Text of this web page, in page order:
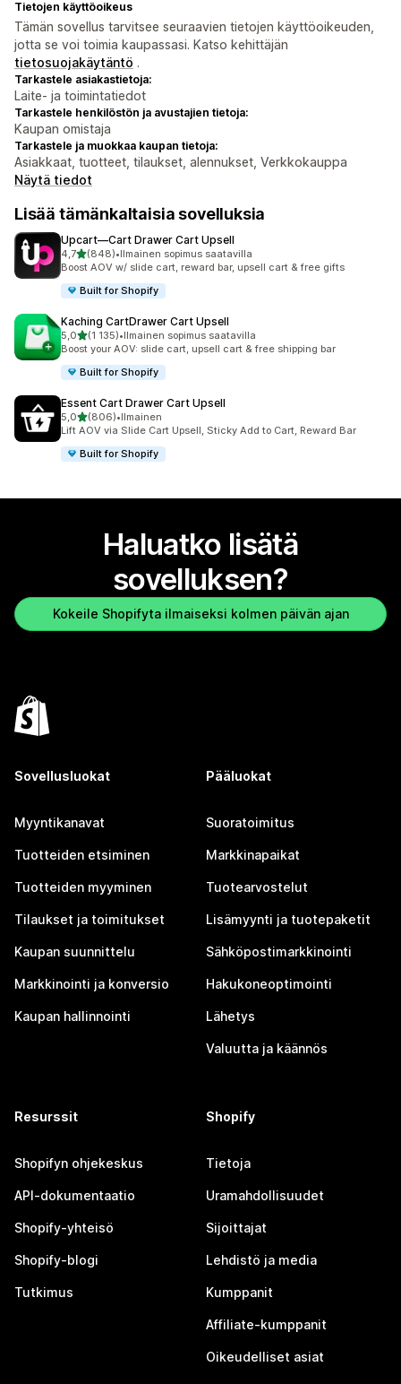
Tietojen käyttöoikeus
Tämän sovellus tarvitsee seuraavien tietojen käyttöoikeuden,
jotta se voi toimia kaupassasi. Katso kehittäjän
tietosuojakäytäntö .
Tarkastele asiakastietoja:
Laite- ja toimintatiedot
Tarkastele henkilöstön ja avustajien tietoja:
Kaupan omistaja
Tarkastele ja muokkaa kaupan tietoja:
Asiakkaat, tuotteet, tilaukset, alennukset, Verkkokauppa
Näytä tiedot
Lisää tämänkaltaisia sovelluksia
Upcart—Cart Drawer Cart Upsell
4,7/ 5 tähteä
(848)
848 arvostelua yhteensä
•Ilmainen sopimus saatavilla
Boost AOV w/ slide cart, reward bar, upsell cart & free gifts
Built for Shopify
Kaching CartDrawer Cart Upsell
5,0/ 5 tähteä
(1 135)
1135 arvostelua yhteensä
•Ilmainen sopimus saatavilla
Boost your AOV: slide cart, upsell cart & free shipping bar
Built for Shopify
Essent Cart Drawer Cart Upsell
5,0/ 5 tähteä
(806)
806 arvostelua yhteensä
•Ilmainen
Lift AOV via Slide Cart Upsell, Sticky Add to Cart, Reward Bar
Built for Shopify
Haluatko lisätä
sovelluksen?
Kokeile Shopifyta ilmaiseksi kolmen päivän ajan
Sovellusluokat
Myyntikanavat
Tuotteiden etsiminen
Tuotteiden myyminen
Tilaukset ja toimitukset
Kaupan suunnittelu
Markkinointi ja konversio
Kaupan hallinnointi
Pääluokat
Suoratoimitus
Markkinapaikat
Tuotearvostelut
Lisämyynti ja tuotepaketit
Sähköpostimarkkinointi
Hakukoneoptimointi
Lähetys
Valuutta ja käännös
Resurssit
Shopifyn ohjekeskus
API-dokumentaatio
Shopify-yhteisö
Shopify-blogi
Tutkimus
Shopify
Tietoja
Uramahdollisuudet
Sijoittajat
Lehdistö ja media
Kumppanit
Affiliate-kumppanit
Oikeudelliset asiat